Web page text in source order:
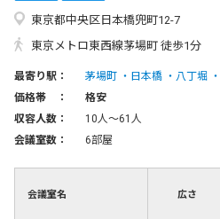
東京都中央区日本橋兜町12-7
東京メトロ東西線茅場町 徒歩1分
最寄り駅： 茅場町 日本橋 八丁堀
価格帯 ：
格安
収容人数：
10人〜61人
会議室数：
6部屋
会議室名 広さ